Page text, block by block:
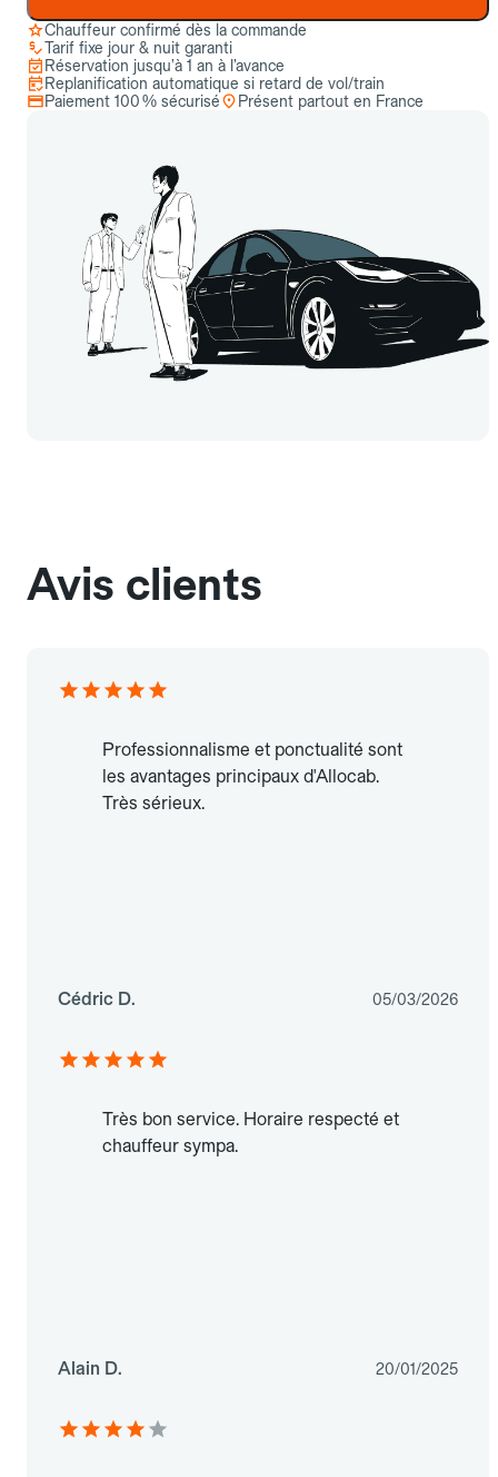
Chauffeur confirmé dès la commande
Tarif fixe jour & nuit garanti
Réservation jusqu’à 1 an à l’avance
Replanification automatique si retard de vol/train
Paiement 100 % sécurisé
Présent partout en France
Avis clients
Professionnalisme et ponctualité sont
les avantages principaux d'Allocab.
Très sérieux.
Cédric D. 05/03/2026
Très bon service. Horaire respecté et
chauffeur sympa.
Alain D. 20/01/2025